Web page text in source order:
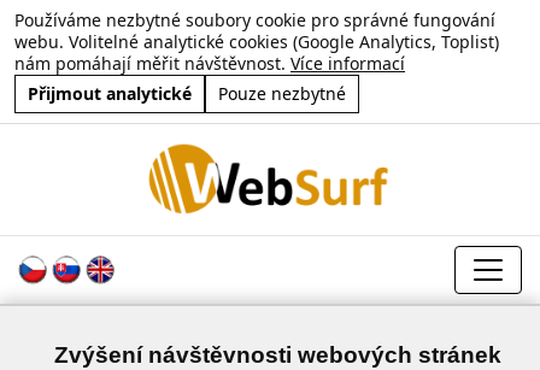
Používáme nezbytné soubory cookie pro správné fungování
webu. Volitelné analytické cookies (Google Analytics, Toplist)
nám pomáhají měřit návštěvnost. Více informací
Přijmout analytické
Pouze nezbytné
Zvýšení návštěvnosti webových stránek